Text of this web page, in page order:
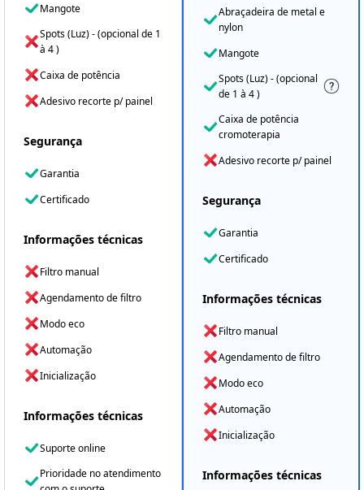
Mangote
Spots (Luz) - (opcional de 1
à 4 )
Caixa de potência
Adesivo recorte p/ painel
Segurança
Garantia
Certificado
Informações técnicas
Filtro manual
Agendamento de filtro
Modo eco
Automação
Inicialização
Informações técnicas
Suporte online
Prioridade no atendimento
Abraçadeira de metal e
nylon
Mangote
Spots (Luz) - (opcional
de 1 à 4 )
Caixa de potência
cromoterapia
Adesivo recorte p/ painel
Segurança
Garantia
Certificado
Informações técnicas
Filtro manual
Agendamento de filtro
Modo eco
Automação
Inicialização
Informações técnicas